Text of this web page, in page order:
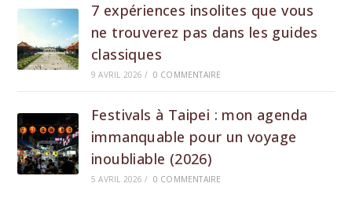
7 expériences insolites que vous
ne trouverez pas dans les guides
classiques
9 AVRIL 2026 / 0 COMMENTAIRE
Festivals à Taipei : mon agenda
immanquable pour un voyage
inoubliable (2026)
5 AVRIL 2026 / 0 COMMENTAIRE